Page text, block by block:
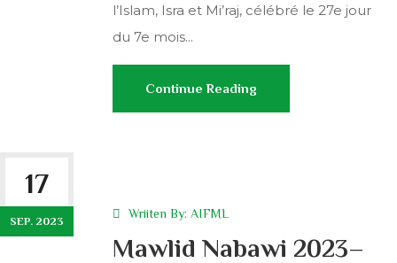
l’Islam, Isra et Mi’raj, célébré le 27e jour
du 7e mois...
Continue Reading
17
SEP. 2023
Wriiten By: AIFML
Mawlid Nabawi 2023–